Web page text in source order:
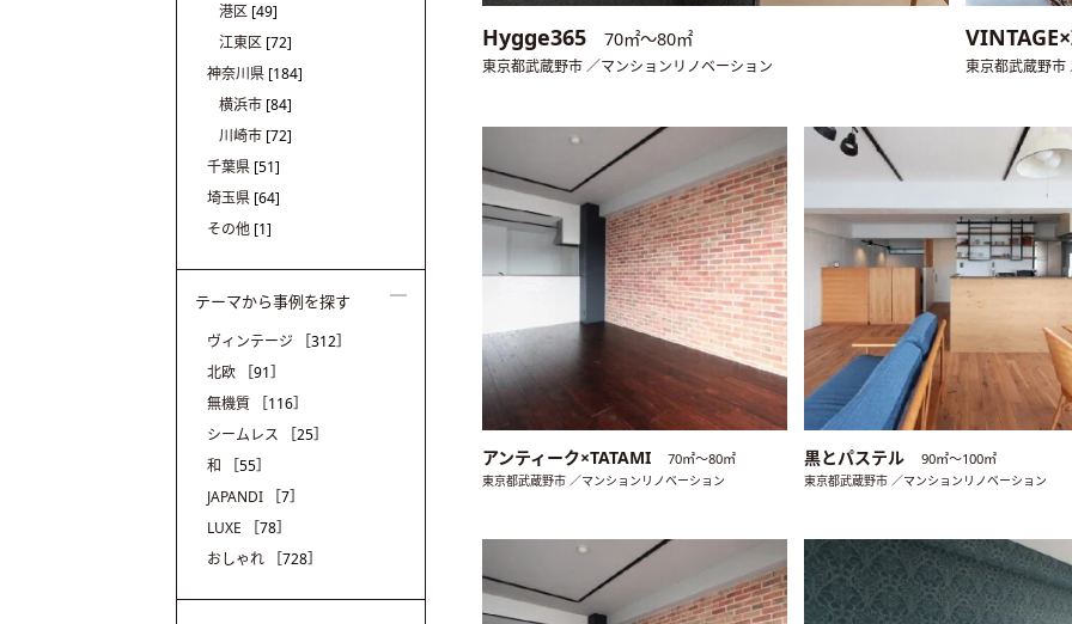
Hygge365 70㎡〜80㎡
東京都武蔵野市 ／マンションリノベーション 東京都武蔵野市
アンティーク×TATAMI 70㎡〜80㎡
東京都武蔵野市 ／マンションリノベーション
黒とパステル 90㎡〜100㎡
東京都武蔵野市 ／マンションリノベーション
港区 [49]
江東区 [72]
神奈川県 [184]
横浜市 [84]
川崎市 [72]
千葉県 [51]
埼玉県 [64]
その他 [1]
テーマから事例を探す
ヴィンテージ
［312］
北欧
［91］
無機質
［116］
シームレス
［25］
和
［55］
JAPANDI
［7］
LUXE
［78］
おしゃれ
［728］